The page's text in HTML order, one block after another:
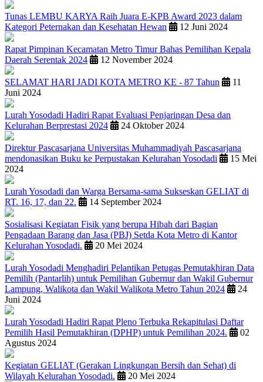
Tunas LEMBU KARYA Raih Juara E-KPB Award 2023 dalam
Kategori Peternakan dan Kesehatan Hewan
12 Juni 2024
Rapat Pimpinan Kecamatan Metro Timur Bahas Pemilihan Kepala
Daerah Serentak 2024
12 November 2024
SELAMAT HARI JADI KOTA METRO KE - 87 Tahun
11
Juni 2024
Lurah Yosodadi Hadiri Rapat Evaluasi Penjaringan Desa dan
Kelurahan Berprestasi 2024
24 Oktober 2024
Direktur Pascasarjana Universitas Muhammadiyah Pascasarjana
mendonasikan Buku ke Perpustakan Kelurahan Yosodadi
15 Mei
2024
Lurah Yosodadi dan Warga Bersama-sama Sukseskan GELIAT di
RT. 16, 17, dan 22.
14 September 2024
Sosialisasi Kegiatan Fisik yang berupa Hibah dari Bagian
Pengadaan Barang dan Jasa (PBJ) Setda Kota Metro di Kantor
Kelurahan Yosodadi.
20 Mei 2024
Lurah Yosodadi Menghadiri Pelantikan Petugas Pemutakhiran Data
Pemilih (Pantarlih) untuk Pemilihan Gubernur dan Wakil Gubernur
Lampung, Walikota dan Wakil Walikota Metro Tahun 2024
24
Juni 2024
Lurah Yosodadi Hadiri Rapat Pleno Terbuka Rekapitulasi Daftar
Pemilih Hasil Pemutakhiran (DPHP) untuk Pemilihan 2024.
02
Agustus 2024
Kegiatan GELIAT (Gerakan Lingkungan Bersih dan Sehat) di
Wilayah Kelurahan Yosodadi.
20 Mei 2024